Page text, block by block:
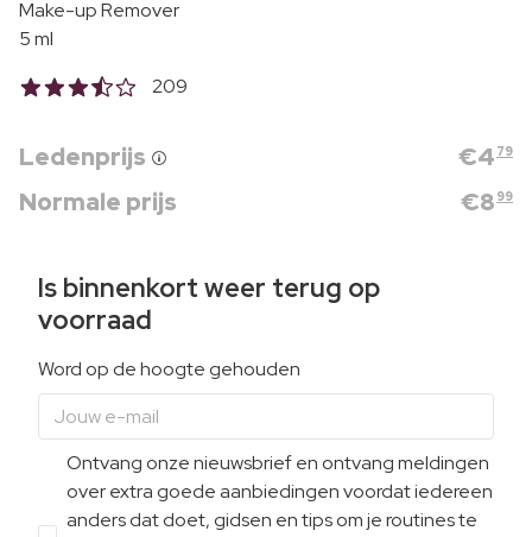
Make-up Remover
5 ml
209
Ledenprijs €4 79
Normale prijs €8 99
Is binnenkort weer terug op
voorraad
Word op de hoogte gehouden
Ontvang onze nieuwsbrief en ontvang meldingen
over extra goede aanbiedingen voordat iedereen
anders dat doet, gidsen en tips om je routines te